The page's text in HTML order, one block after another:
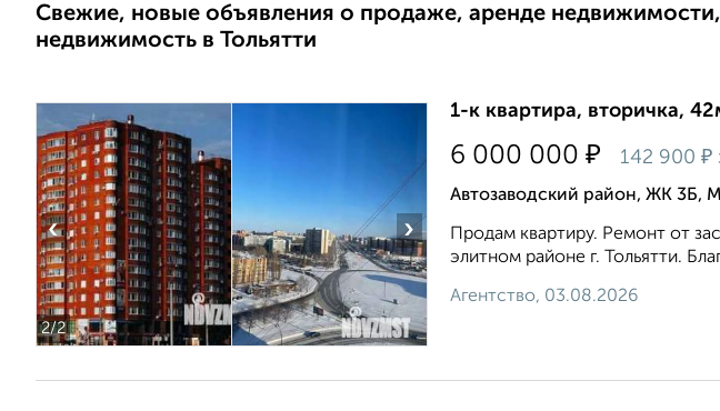
Свежие, новые объявления о продаже, аренде
недвижимость в Тольятти
2/2
‹ ›
1-к квартира, вторичка,
6 000 000 ₽ 142 900 ₽
Автозаводский район, ЖК 3Б,
Продам квартиру. Ремонт от
элитном районе г. Тольятти.
Агентство, 03.08.2026